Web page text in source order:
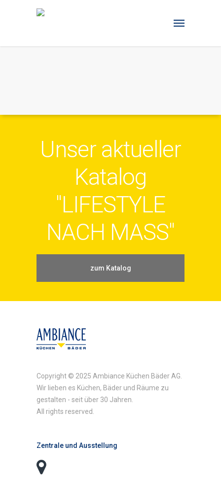
Unser aktueller
Katalog
"LIFESTYLE
NACH MASS"
zum Katalog
Copyright © 2025 Ambiance Küchen Bäder AG.
Wir lieben es Küchen, Bäder und Räume zu
gestalten - seit über 30 Jahren.
All rights reserved.
Zentrale und Ausstellung